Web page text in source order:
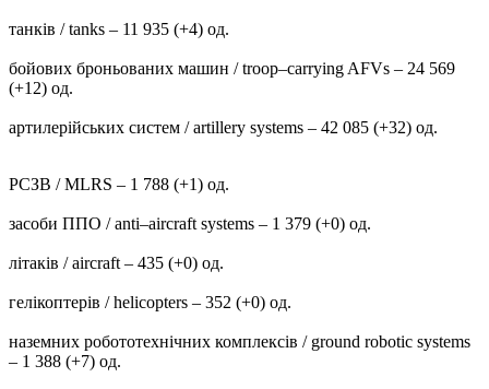
танків / tanks – 11 935 (+4) од.
бойових броньованих машин / troop–carrying AFVs – 24 569
(+12) од.
артилерійських систем / artillery systems – 42 085 (+32) од.
РСЗВ / MLRS – 1 788 (+1) од.
засоби ППО / anti–aircraft systems – 1 379 (+0) од.
літаків / aircraft – 435 (+0) од.
гелікоптерів / helicopters – 352 (+0) од.
наземних робототехнічних комплексів / ground robotic systems
– 1 388 (+7) од.